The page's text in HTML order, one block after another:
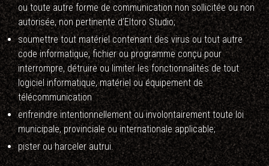
ou toute autre forme de communication non sollicitée ou non
autorisée, non pertinente d’Eltoro Studio;
soumettre tout matériel contenant des virus ou tout autre
code informatique, fichier ou programme conçu pour
interrompre, détruire ou limiter les fonctionnalités de tout
logiciel informatique, matériel ou équipement de
télécommunication
enfreindre intentionnellement ou involontairement toute loi
municipale, provinciale ou internationale applicable;
pister ou harceler autrui.